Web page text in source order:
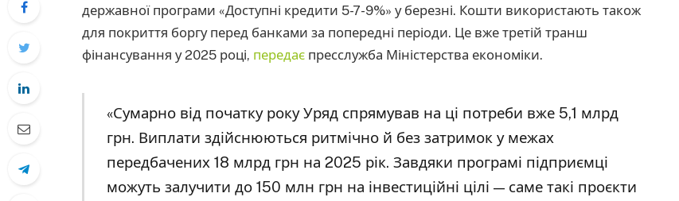
державної програми «Доступні кредити 5-7-9%» у березні. Кошти використають також
для покриття боргу перед банками за попередні періоди. Це вже третій транш
фінансування у 2025 році, передає пресслужба Міністерства економіки.
«Сумарно від початку року Уряд спрямував на ці потреби вже 5,1 млрд
грн. Виплати здійснюються ритмічно й без затримок у межах
передбачених 18 млрд грн на 2025 рік. Завдяки програмі підприємці
можуть залучити до 150 млн грн на інвестиційні цілі — саме такі проєкти